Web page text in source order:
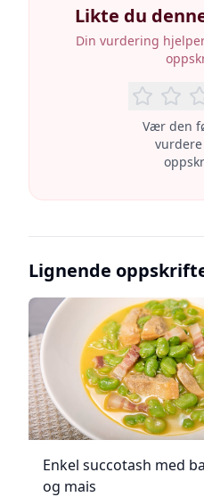
Likte du
Din vurdering
Vær den
Lignende
Enkel succotash med
og mais